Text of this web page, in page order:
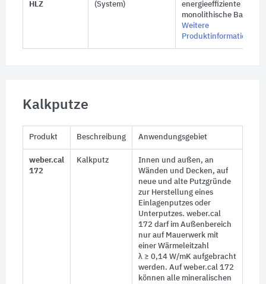
HLZ
(System)
energieeffiziente
monolithische
Weitere
Produktinformationen
Kalkputze
Produkt Beschreibung Anwendungsgebiet
weber.cal
172
Kalkputz
Innen und außen, an
Wänden und Decken, auf
neue und alte Putzgründe
zur Herstellung eines
Einlagenputzes oder
Unterputzes. weber.cal
172 darf im Außenbereich
nur auf Mauerwerk mit
einer Wärmeleitzahl
λ ≥ 0,14 W/mK aufgebracht
werden. Auf weber.cal 172
können alle mineralischen